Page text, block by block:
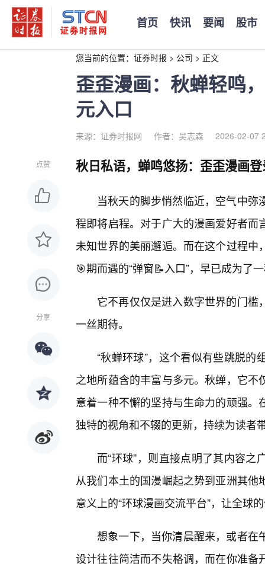
首页 快讯 要闻 股市
您当前的位置： 证券时报 > 公司 > 正文
歪歪漫画：秋蝉轻鸣
元入口
来源：证券时报网 作者：吴志森 2026-02-07
点赞
分享
秋日私语，蝉鸣悠扬：歪歪漫画
当秋天的脚步悄然临近，空气中
程即将启程。对于广大的漫画爱好者
未知世界的美丽邂逅。而在这个过程
🎯期而遇的“弹窗📝入口”，早已成为了
它不再仅仅是进入数字世界的门
一丝期待。
“秋蝉环球”，这个看似有些跳脱
之地所蕴含的丰富与多元。秋蝉，它
意着一种不懈的坚持与生命力的顽强
独特的视角和不辍的更新，持续为读者
而“环球”，则直接点明了其内容
从我们本土的国漫崛起之势到亚洲其
意义上的“环球漫画交流平台”，让全球
想象一下，当你清晨醒来，或者在
设计往往简洁而不失格调，而在你准